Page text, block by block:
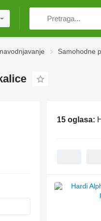
Samohodne
15 oglasa: